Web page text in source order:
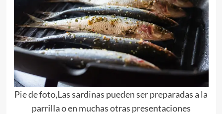
Pie de foto,Las sardinas pueden ser preparadas a la
parrilla o en muchas otras presentaciones